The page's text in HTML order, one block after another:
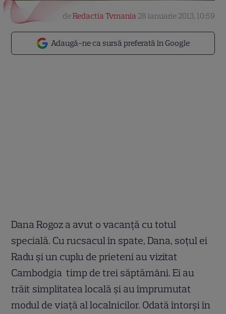
Adaugă-ne ca sursă preferată în Google
deRedactia Tvmania 28 ianuarie 2013, 10:59
Dana Rogoz a avut o vacanţă cu totul
specială. Cu rucsacul în spate, Dana, soţul ei
Radu şi un cuplu de prieteni au vizitat
Cambodgia timp de trei săptămâni. Ei au
trăit simplitatea locală şi au împrumutat
modul de viaţă al localnicilor. Odată întorşi în